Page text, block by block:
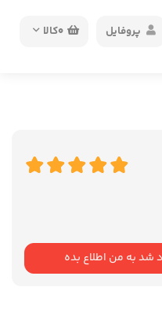
0کالا پروفایل
شد به من اطلاع بده